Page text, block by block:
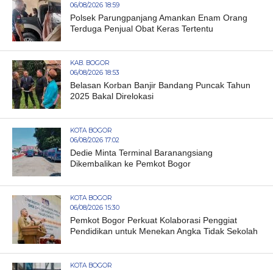
06/08/2026 18:59
Polsek Parungpanjang Amankan Enam Orang
Terduga Penjual Obat Keras Tertentu
KAB. BOGOR
06/08/2026 18:53
Belasan Korban Banjir Bandang Puncak Tahun
2025 Bakal Direlokasi
KOTA BOGOR
06/08/2026 17:02
Dedie Minta Terminal Baranangsiang
Dikembalikan ke Pemkot Bogor
KOTA BOGOR
06/08/2026 15:30
Pemkot Bogor Perkuat Kolaborasi Penggiat
Pendidikan untuk Menekan Angka Tidak Sekolah
KOTA BOGOR